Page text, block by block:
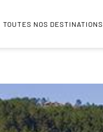
TOUTES NOS DESTINATIONS